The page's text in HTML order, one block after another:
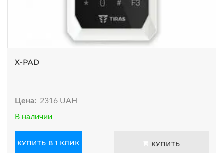
X-PAD
Цена: 2316 UAH
В наличии
КУПИТЬ В 1 КЛИК КУПИТЬ